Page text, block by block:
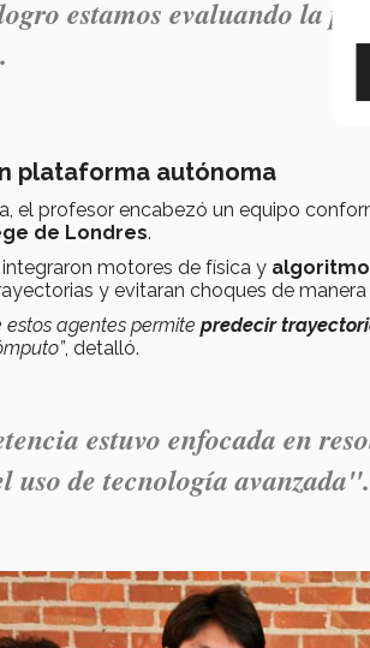
estamos evaluando la
plataforma autónoma
el profesor encabezó un equipo
de Londres.
motores de física y
y evitaran choques de
estos agentes permite predecir
, detalló.
estuvo enfocada en
uso de tecnología avanzada".